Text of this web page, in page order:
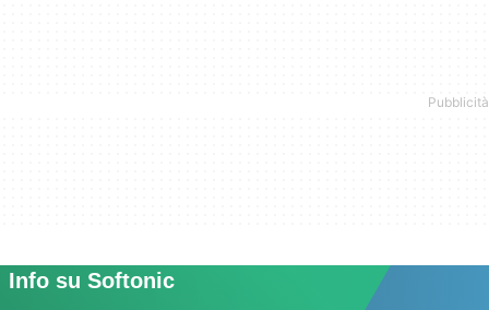
Info su Softonic